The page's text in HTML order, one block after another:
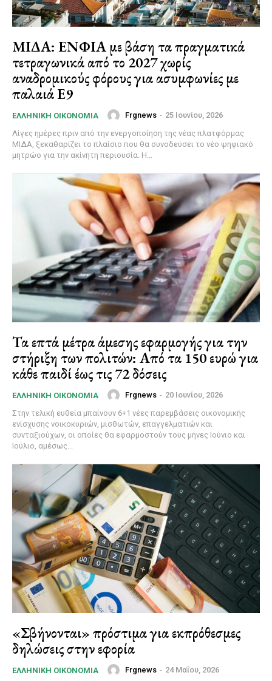
ΜΙΔΑ: ΕΝΦΙΑ με βάση τα πραγματικά
τετραγωνικά από το 2027 χωρίς
αναδρομικούς φόρους για ασυμφωνίες με
παλαιά Ε9
ΕΛΛΗΝΙΚΉ ΟΙΚΟΝΟΜΊΑ Frgnews - 25 Ιουνίου, 2026
Λίγες ημέρες πριν από την ενεργοποίηση της νέας πλατφόρμας
ΜΙΔΑ, ξεκαθαρίζει το πλαίσιο που θα συνοδεύσει το νέο ψηφιακό
μητρώο για την ακίνητη περιουσία. Η...
Τα επτά μέτρα άμεσης εφαρμογής για την
στήριξη των πολιτών: Από τα 150 ευρώ για
κάθε παιδί έως τις 72 δόσεις
ΕΛΛΗΝΙΚΉ ΟΙΚΟΝΟΜΊΑ Frgnews - 20 Ιουνίου, 2026
Στην τελική ευθεία μπαίνουν 6+1 νέες παρεμβάσεις οικονομικής
ενίσχυσης νοικοκυριών, μισθωτών, επαγγελματιών και
συνταξιούχων, οι οποίες θα εφαρμοστούν τους μήνες Ιούνιο και
Ιούλιο, αμέσως...
«Σβήνονται» πρόστιμα για εκπρόθεσμες
δηλώσεις στην εφορία
ΕΛΛΗΝΙΚΉ ΟΙΚΟΝΟΜΊΑ Frgnews - 24 Μαΐου, 2026